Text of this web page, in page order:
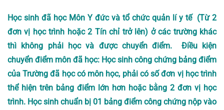
Học sinh đã học Môn Y đức và tổ chức quản lí y tế(Từ 2
đơn vị học trình hoặc 2 Tín chỉ trở lên) ở các trường khác
thì không phải học và được chuyển điểm. Điều kiện
chuyển điểm môn đã học: Học sinh công chứng bảng điểm
của Trường đã học có môn học, phải có số đơn vị học trình
thể hiện trên bảng điểm lớn hơn hoặc bằng 2 đơn vị học
trình. Học sinh chuẩn bị 01 bảng điểm công chứng nộp vào